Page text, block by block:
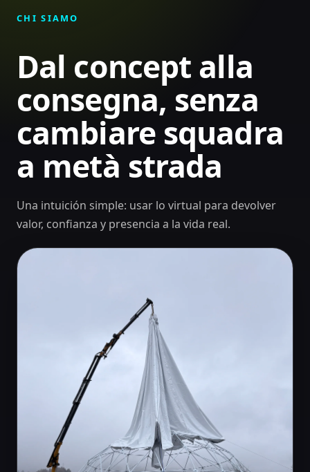
CHI SIAMO
Dal concept alla
consegna, senza
cambiare squadra
a metà strada
Una intuición simple: usar lo virtual para devolver
valor, confianza y presencia a la vida real.